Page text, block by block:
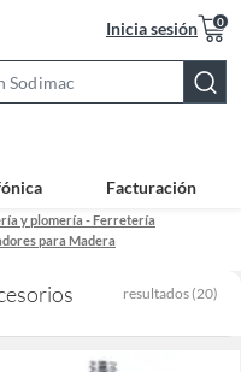
Inicia sesión 0
Bar
Facturación
y plomería - Ferretería
para Madera
resultados (20)